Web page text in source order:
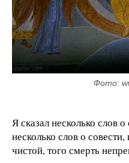
Фото:
Я сказал несколько слов
несколько слов о
чистой, того смерть